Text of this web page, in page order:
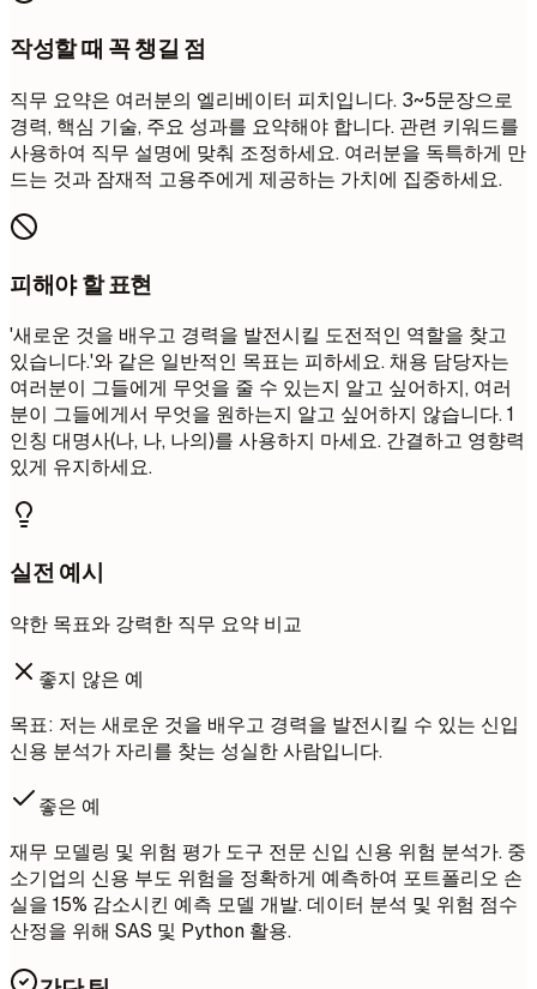
작성할 때 꼭 챙길 점
직무 요약은 여러분의 엘리베이터 피치입니다. 3~5문장으로
경력, 핵심 기술, 주요 성과를 요약해야 합니다. 관련 키워드를
사용하여 직무 설명에 맞춰 조정하세요. 여러분을 독특하게 만
드는 것과 잠재적 고용주에게 제공하는 가치에 집중하세요.
피해야 할 표현
'새로운 것을 배우고 경력을 발전시킬 도전적인 역할을 찾고
있습니다.'와 같은 일반적인 목표는 피하세요. 채용 담당자는
여러분이 그들에게 무엇을 줄 수 있는지 알고 싶어하지, 여러
분이 그들에게서 무엇을 원하는지 알고 싶어하지 않습니다. 1
인칭 대명사(나, 나, 나의)를 사용하지 마세요. 간결하고 영향력
있게 유지하세요.
실전 예시
약한 목표와 강력한 직무 요약 비교
좋지 않은 예
목표: 저는 새로운 것을 배우고 경력을 발전시킬 수 있는 신입
신용 분석가 자리를 찾는 성실한 사람입니다.
좋은 예
재무 모델링 및 위험 평가 도구 전문 신입 신용 위험 분석가. 중
소기업의 신용 부도 위험을 정확하게 예측하여 포트폴리오 손
실을 15% 감소시킨 예측 모델 개발. 데이터 분석 및 위험 점수
산정을 위해 SAS 및 Python 활용.